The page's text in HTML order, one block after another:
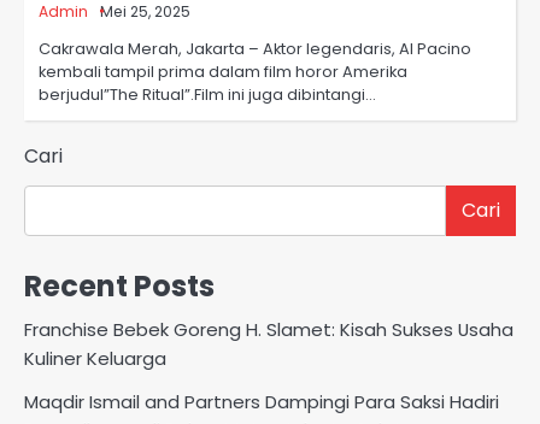
Admin Mei 25, 2025
Cakrawala Merah, Jakarta – Aktor legendaris, Al Pacino
kembali tampil prima dalam film horor Amerika
berjudul”The Ritual”.Film ini juga dibintangi…
Cari
Cari
Recent Posts
Franchise Bebek Goreng H. Slamet: Kisah Sukses Usaha
Kuliner Keluarga
Maqdir Ismail and Partners Dampingi Para Saksi Hadiri